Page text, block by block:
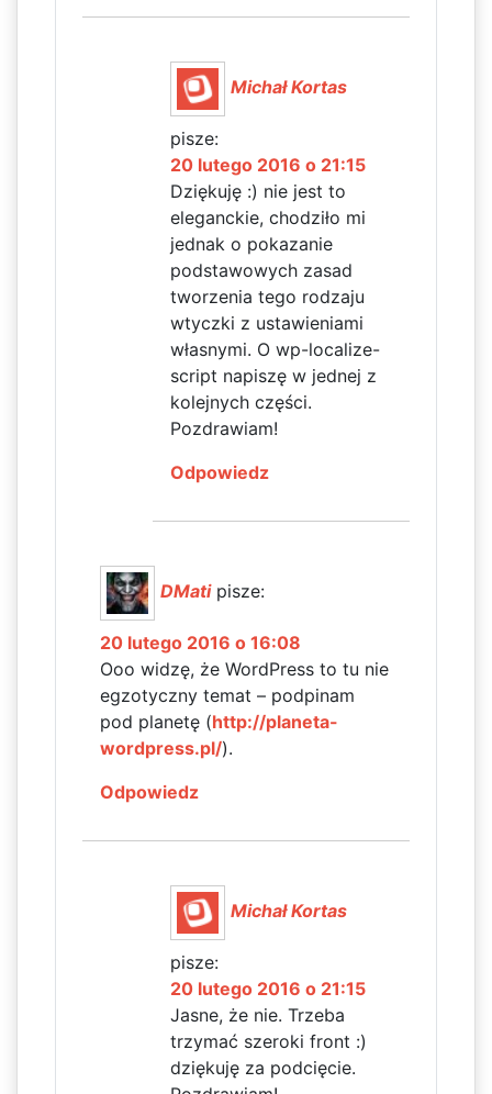
Michał Kortas
pisze:
20 lutego 2016 o 21:15
Dziękuję :) nie jest to
eleganckie, chodziło mi
jednak o pokazanie
podstawowych zasad
tworzenia tego rodzaju
wtyczki z ustawieniami
własnymi. O wp-localize-
script napiszę w jednej z
kolejnych części.
Pozdrawiam!
Odpowiedz
DMati pisze:
20 lutego 2016 o 16:08
Ooo widzę, że WordPress to tu nie
egzotyczny temat – podpinam
pod planetę (http://planeta-
wordpress.pl/).
Odpowiedz
Michał Kortas
pisze:
20 lutego 2016 o 21:15
Jasne, że nie. Trzeba
trzymać szeroki front :)
dziękuję za podcięcie.